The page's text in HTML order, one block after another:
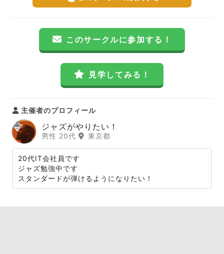
このサークルに参加する！
見学してみる！
主催者のプロフィール
ジャズがやりたい！
男性 20代 東京都
20代IT会社員です
ジャズ勉強中です
スタンダードが弾けるようになりたい！